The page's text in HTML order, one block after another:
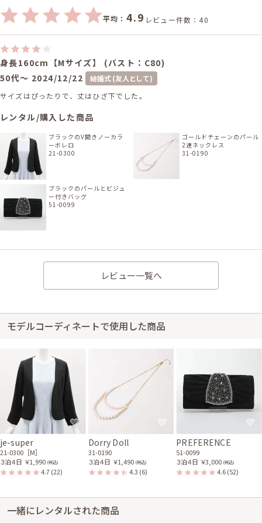
平均： 4.9 レビュー件数：40
身長160cm【Mサイズ】 (バスト：C80)
50代～ 2024/12/22
結婚式 (友人として)
サイズはぴったりで、丈はひざ下でした。
レンタル/購入した商品
ブラックのV開きノーカラ
ーボレロ
21-0300
ゴールドチェーンのパール
2連ネックレス
31-0190
ブラックのパールとビジュ
ー付きバッグ
51-0099
2024/12/15 結婚式 (友人として)
ていました。 冬に着るには寒かったです。 おしゃれには我慢も必要なので
すね。 ドレスのデザイン等はめっちゃ可愛くてハッピーです。
レンタル/購入した商品
ブラックのV開きノーカラ
ーボレロ
21-0300
ゴールドチェーンのパール
2連ネックレス
31-0190
ブラックのパールとビジュ
ー付きバッグ
51-0099
身長161cm【Mサイズ(Lサイズよりの)】 (バスト：C65)
できるのが良かったです。
レビュー一覧へ
モデルコーディネートで使用した商品
je-super
21-0300［M］
３泊４日 ￥1,990 (税込)
4.7(22)
Dorry Doll
31-0190
３泊４日 ￥1,490 (税込)
4.3 (6)
PREFERENCE
51-0099
３泊４日 ￥3,000 (税込)
4.6(52)
一緒にレンタルされた商品